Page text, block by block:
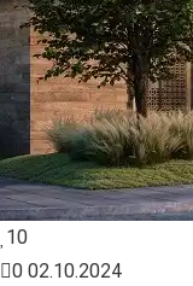
10
0 02.10.2024